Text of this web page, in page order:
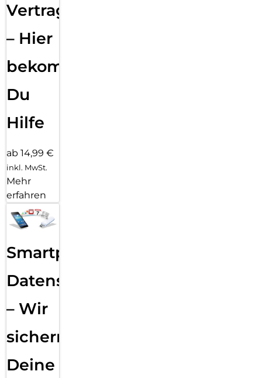
Vertragsabwicklung
– Hier
bekommst
Du
Hilfe
ab 14,99 €
inkl. MwSt.
Mehr
erfahren
Smartphone
Datensicherung
– Wir
sichern
Deine